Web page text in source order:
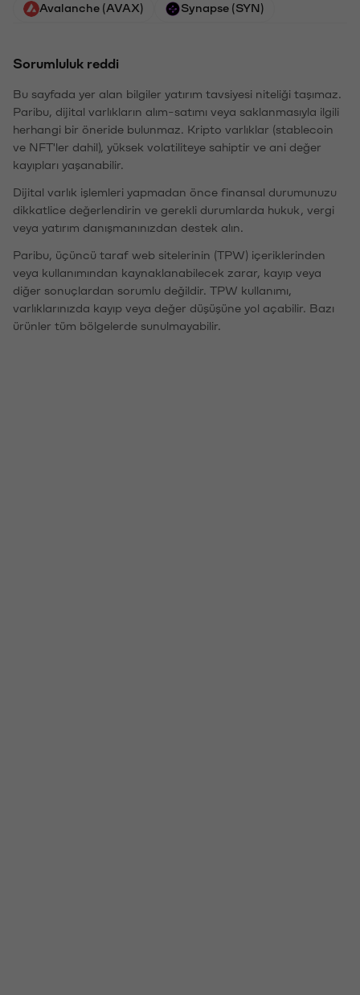
Avalanche (AVAX) Synapse (SYN)
Sorumluluk reddi
Bu sayfada yer alan bilgiler yatırım tavsiyesi niteliği taşımaz.
Paribu, dijital varlıkların alım-satımı veya saklanmasıyla ilgili
herhangi bir öneride bulunmaz. Kripto varlıklar (stablecoin
ve NFT'ler dahil), yüksek volatiliteye sahiptir ve ani değer
kayıpları yaşanabilir.
Dijital varlık işlemleri yapmadan önce finansal durumunuzu
dikkatlice değerlendirin ve gerekli durumlarda hukuk, vergi
veya yatırım danışmanınızdan destek alın.
Paribu, üçüncü taraf web sitelerinin (TPW) içeriklerinden
veya kullanımından kaynaklanabilecek zarar, kayıp veya
diğer sonuçlardan sorumlu değildir. TPW kullanımı,
varlıklarınızda kayıp veya değer düşüşüne yol açabilir. Bazı
ürünler tüm bölgelerde sunulmayabilir.